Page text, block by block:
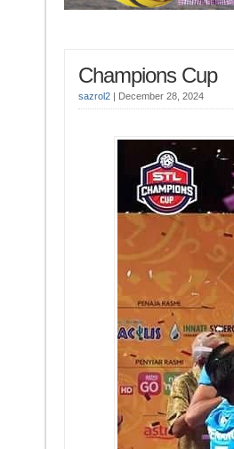
Champions Cup
sazrol2 | December 28, 2024